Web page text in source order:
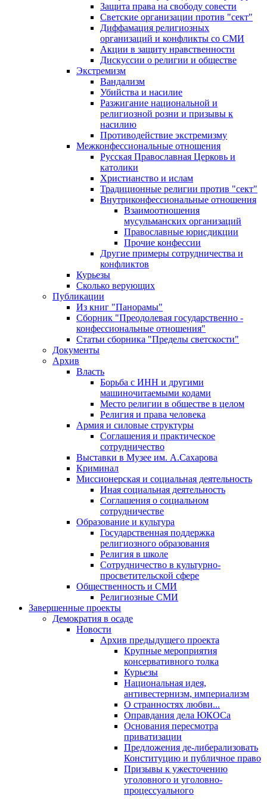
Защита права на свободу совести
Светские организации против "сект"
Диффамация религиозных
организаций и конфликты со СМИ
Акции в защиту нравственности
Дискуссии о религии и обществе
Экстремизм
Вандализм
Убийства и насилие
Разжигание национальной и
религиозной розни и призывы к
насилию
Противодействие экстремизму
Межконфессиональные отношения
Русская Православная Церковь и
католики
Христианство и ислам
Традиционные религии против "сект"
Внутриконфессиональные отношения
Взаимоотношения
мусульманских организаций
Православные юрисдикции
Прочие конфессии
Другие примеры сотрудничества и
конфликтов
Курьезы
Сколько верующих
Публикации
Из книг "Панорамы"
Сборник "Преодолевая государственно -
конфессиональные отношения"
Статьи сборника "Пределы светскости"
Документы
Архив
Власть
Борьба с ИНН и другими
машиночитаемыми кодами
Место религии в обществе в целом
Религия и права человека
Армия и силовые структуры
Соглашения и практическое
сотрудничество
Выставки в Музее им. А.Сахарова
Криминал
Миссионерская и социальная деятельность
Иная социальная деятельность
Соглашения о социальном
сотрудничестве
Образование и культура
Государственная поддержка
религиозного образования
Религия в школе
Сотрудничество в культурно-
просветительской сфере
Общественность и СМИ
Религиозные СМИ
Завершенные проекты
Демократия в осаде
Новости
Архив предыдущего проекта
Крупные мероприятия
консервативного толка
Курьезы
Национальная идея,
антивестернизм, империализм
О странностях любви...
Оправдания дела ЮКОСа
Основания пересмотра
приватизации
Предложения де-либерализовать
Конституцию и публичное право
Призывы к ужесточению
уголовного и уголовно-
процессуального